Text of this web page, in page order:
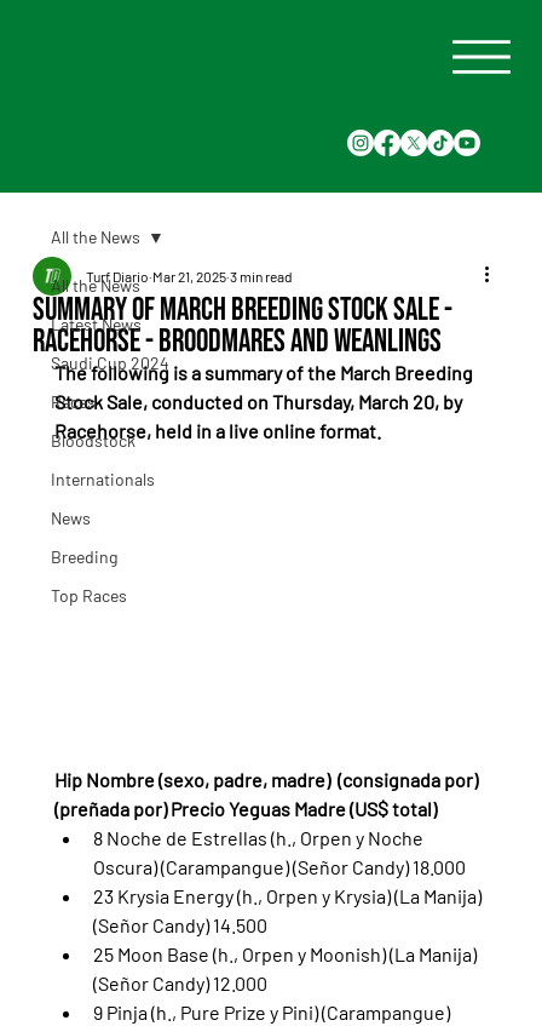
All the News
Latest News
Saudi Cup 2024
Races
Bloodstock
Internationals
News
Breeding
Top Races
All the News
Summary of March Breeding Stock Sale -
Racehorse - Broodmares and Weanlings
Turf Diario Mar 21, 2025 3 min read
The following is a summary of the March Breeding
Stock Sale, conducted on Thursday, March 20, by
Racehorse, held in a live online format.
Hip Nombre (sexo, padre, madre)  (consignada por)
(preñada por) Precio Yeguas Madre (US$ total)
8 Noche de Estrellas (h., Orpen y Noche
Oscura) (Carampangue) (Señor Candy) 18.000
23 Krysia Energy (h., Orpen y Krysia) (La Manija)
(Señor Candy) 14.500
25 Moon Base (h., Orpen y Moonish) (La Manija)
(Señor Candy) 12.000
9 Pinja (h., Pure Prize y Pini) (Carampangue)